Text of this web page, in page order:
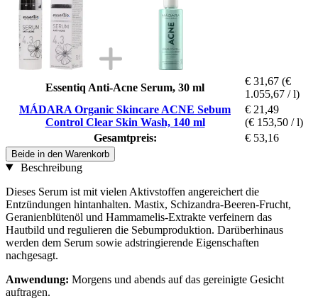
Essentiq Anti-Acne Serum, 30 ml
€ 31,67 (€
1.055,67 / l)
MÁDARA Organic Skincare ACNE Sebum
Control Clear Skin Wash, 140 ml
€ 21,49
(€ 153,50 / l)
Gesamtpreis:
€ 53,16
Beide in den Warenkorb
Beschreibung
Dieses Serum ist mit vielen Aktivstoffen angereichert die
Entzündungen hintanhalten. Mastix, Schizandra-Beeren-Frucht,
Geranienblütenöl und Hammamelis-Extrakte verfeinern das
Hautbild und regulieren die Sebumproduktion. Darüberhinaus
werden dem Serum sowie adstringierende Eigenschaften
nachgesagt.
Anwendung: Morgens und abends auf das gereinigte Gesicht
auftragen.